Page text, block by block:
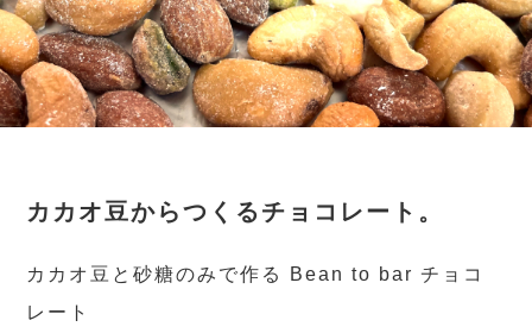
カカオ豆からつくるチョコレート。
カカオ豆と砂糖のみで作る Bean to bar チョコ
レート